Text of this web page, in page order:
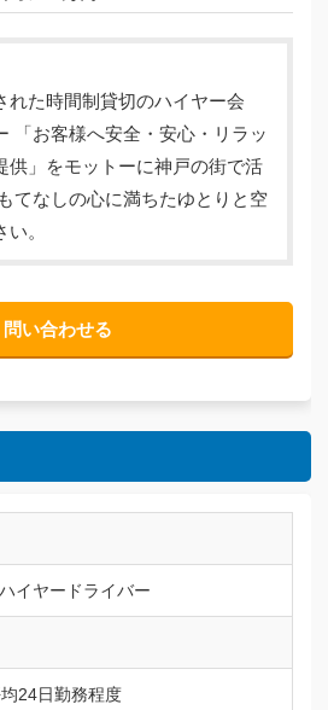
れた時間制貸切のハイヤー会
「お客様へ安全・安心・リラッ
供」をモットーに神戸の街で活
てなしの心に満ちたゆとりと空
。
問い合わせる
イヤードライバー
24日勤務程度